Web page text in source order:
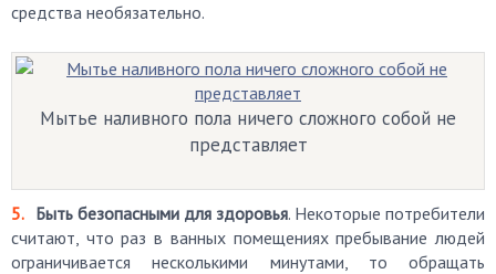
средства необязательно.
Мытье наливного пола ничего сложного собой не
представляет
Быть безопасными для здоровья. Некоторые потребители
считают, что раз в ванных помещениях пребывание людей
ограничивается несколькими минутами, то обращать